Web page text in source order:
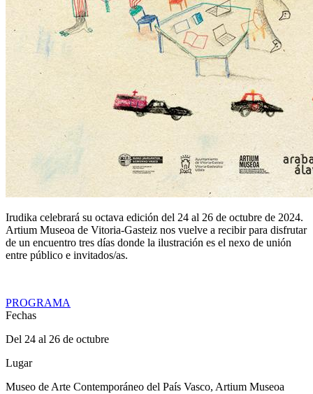
Irudika celebrará su octava edición del 24 al 26 de octubre de 2024.
Artium Museoa de Vitoria-Gasteiz nos vuelve a recibir para disfrutar
de un encuentro tres días donde la ilustración es el nexo de unión
entre público e invitados/as.
PROGRAMA
Fechas
Del 24 al 26 de octubre
Lugar
Museo de Arte Contemporáneo del País Vasco, Artium Museoa